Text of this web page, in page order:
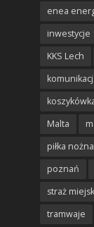
enea
inwestycje
KKS Lech
Malta
piłka nożna
poznań
straż
tramwaje